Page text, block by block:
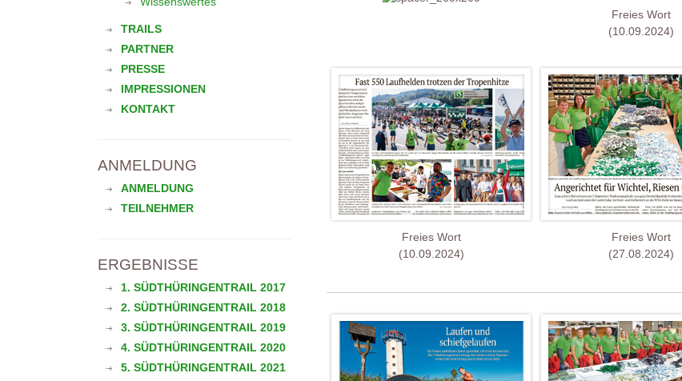
TRAILS
PARTNER
PRESSE
IMPRESSIONEN
KONTAKT
ANMELDUNG
ANMELDUNG
TEILNEHMER
ERGEBNISSE
1. SÜDTHÜRINGENTRAIL 2017
2. SÜDTHÜRINGENTRAIL 2018
3. SÜDTHÜRINGENTRAIL 2019
4. SÜDTHÜRINGENTRAIL 2020
5. SÜDTHÜRINGENTRAIL 2021
Freies Wort
(10.09.2024)
Freies Wort
(10.09.2024)
Freies Wort
(27.08.2024)